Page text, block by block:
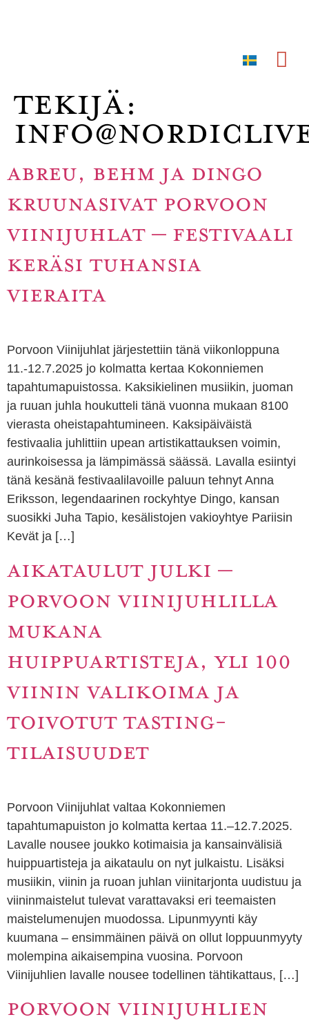
Tekijä:
ABREU, BEHM JA DINGO
KRUUNASIVAT PORVOON
VIINIJUHLAT – FESTIVAALI
KERÄSI TUHANSIA
VIERAITA
Porvoon Viinijuhlat järjestettiin tänä viikonloppuna
11.-12.7.2025 jo kolmatta kertaa Kokonniemen
tapahtumapuistossa. Kaksikielinen musiikin, juoman
ja ruuan juhla houkutteli tänä vuonna mukaan 8100
vierasta oheistapahtumineen. Kaksipäiväistä
festivaalia juhlittiin upean artistikattauksen voimin,
aurinkoisessa ja lämpimässä säässä. Lavalla esiintyi
tänä kesänä festivaalilavoille paluun tehnyt Anna
Eriksson, legendaarinen rockyhtye Dingo, kansan
suosikki Juha Tapio, kesälistojen vakioyhtye Pariisin
Kevät ja […]
AIKATAULUT JULKI –
PORVOON VIINIJUHLILLA
MUKANA
HUIPPUARTISTEJA, YLI 100
VIININ VALIKOIMA JA
TOIVOTUT TASTING-
TILAISUUDET
Porvoon Viinijuhlat valtaa Kokonniemen
tapahtumapuiston jo kolmatta kertaa 11.–12.7.2025.
Lavalle nousee joukko kotimaisia ja kansainvälisiä
huippuartisteja ja aikataulu on nyt julkaistu. Lisäksi
musiikin, viinin ja ruoan juhlan viinitarjonta uudistuu ja
viininmaistelut tulevat varattavaksi eri teemaisten
maistelumenujen muodossa. Lipunmyynti käy
kuumana – ensimmäinen päivä on ollut loppuunmyyty
molempina aikaisempina vuosina. Porvoon
Viinijuhlien lavalle nousee todellinen tähtikattaus, […]
PORVOON VIINIJUHLIEN